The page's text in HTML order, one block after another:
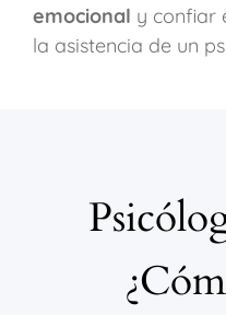
emocional y confiar
la asistencia de un